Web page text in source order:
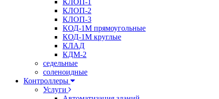
КЛОП-1
КЛОП-2
КЛОП-3
КОД-1М прямоугольные
КОД-1М круглые
КЛАД
КДМ-2
седельные
соленоидные
Контроллеры
Услуги